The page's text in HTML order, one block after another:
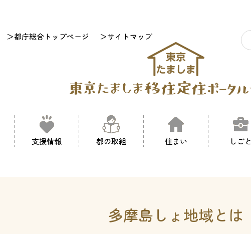
＞都庁総合トップページ ＞サイトマップ
支援情報 都の取組 住まい しごと
多摩島しょ地域とは